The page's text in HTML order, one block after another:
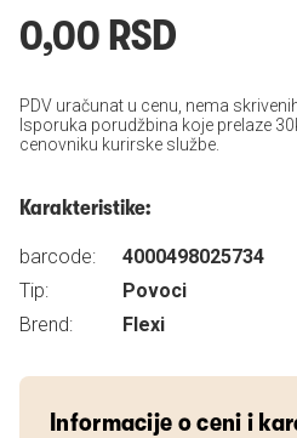
0,00 RSD
PDV uračunat u cenu, nema
Isporuka porudžbina koje prelaze
cenovniku kurirske službe.
Karakteristike:
barcode:
4000498025734
Tip:
Povoci
Brend:
Flexi
Informacije o ceni i